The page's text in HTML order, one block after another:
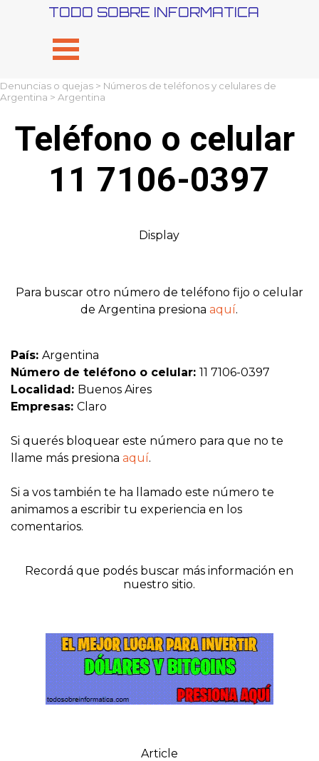
Vaya al Contenido
Saltar menú
TODO SOBRE INFORMATICA
Denuncias o quejas > Números de teléfonos y celulares de
Argentina > Argentina
Teléfono o celular
11 7106-0397
Display
Para buscar otro número de teléfono fijo o celular
de Argentina presionaaquí.
País: Argentina
Número de teléfono o celular: 11 7106-0397
Localidad: Buenos Aires
Empresas: Claro
Si querés bloquear este número para que no te
llame más presiona aquí.
Si a vos también te ha llamado este número te
animamos a escribir tu experiencia en los
comentarios.
Recordá que podés buscar más información en
nuestro sitio.
Article